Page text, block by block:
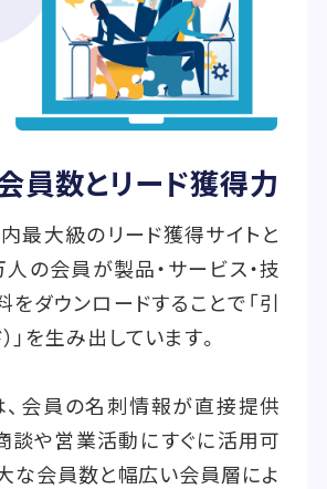
員数とリード獲得力
最大級のリード獲得サイトと
人の会員が製品・サービス・技
をダウンロードすることで「引
」を生み出しています。
会員の名刺情報が直接提供
談や営業活動にすぐに活用可
な会員数と幅広い会員層によ